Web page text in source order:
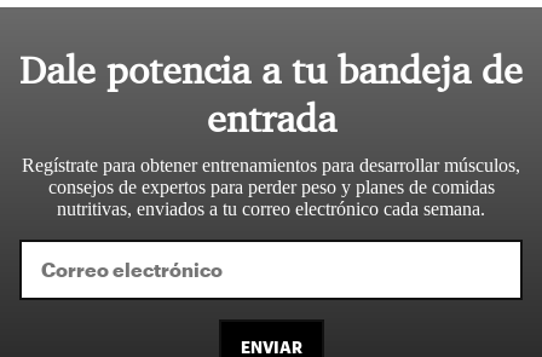
Dale potencia a tu bandeja de
entrada
Regístrate para obtener entrenamientos para desarrollar músculos,
consejos de expertos para perder peso y planes de comidas
nutritivas, enviados a tu correo electrónico cada semana.
ENVIAR